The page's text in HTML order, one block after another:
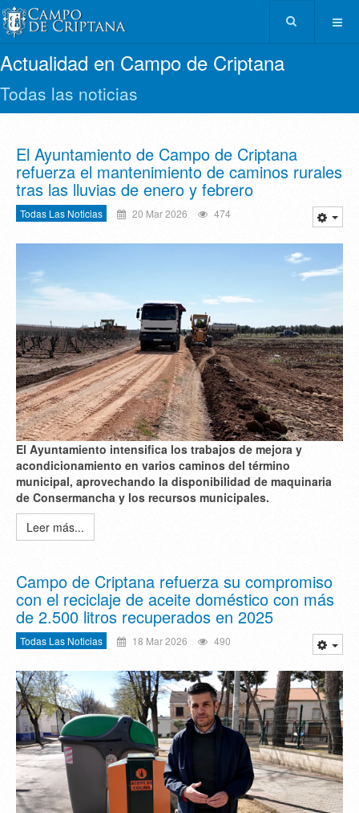
Actualidad en Campo de Criptana
Todas las noticias
El Ayuntamiento de Campo de Criptana
refuerza el mantenimiento de caminos rurales
tras las lluvias de enero y febrero
Todas Las Noticias 20 Mar 2026 474
El Ayuntamiento intensifica los trabajos de mejora y
acondicionamiento en varios caminos del término
municipal, aprovechando la disponibilidad de maquinaria
de Consermancha y los recursos municipales.
Leer más...
Campo de Criptana refuerza su compromiso
con el reciclaje de aceite doméstico con más
de 2.500 litros recuperados en 2025
Todas Las Noticias 18 Mar 2026 490